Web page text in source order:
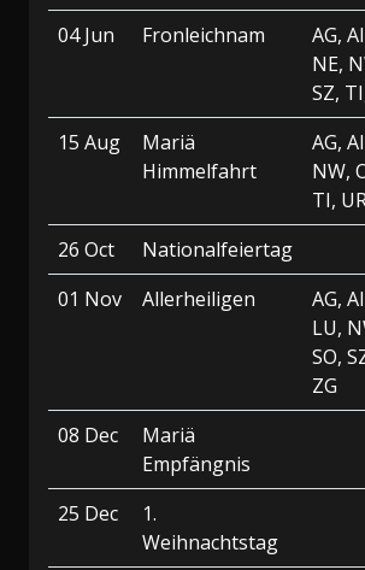
04 Jun
Fronleichnam
AG,
NE,
SZ,
15 Aug
Mariä
Himmelfahrt
AG,
NW,
TI,
26 Oct
Nationalfeiertag
01 Nov
Allerheiligen
AG,
LU,
SO,
ZG
08 Dec
Mariä
Empfängnis
25 Dec
1.
Weihnachtstag